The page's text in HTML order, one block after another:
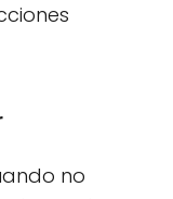
no